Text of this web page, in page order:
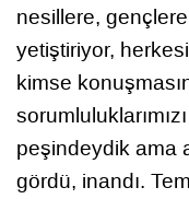
nesillere,
yetiştiriyor,
kimse
peşindeydik ama
gördü, inandı.